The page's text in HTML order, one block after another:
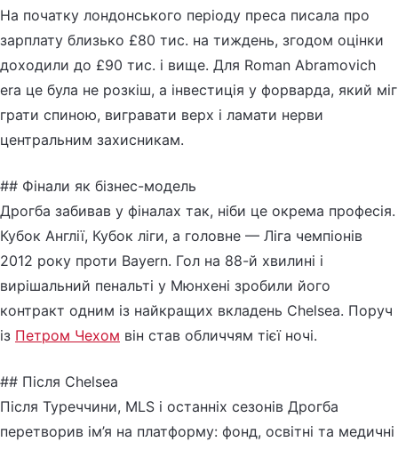
На початку лондонського періоду преса писала про
зарплату близько £80 тис. на тиждень, згодом оцінки
доходили до £90 тис. і вище. Для Roman Abramovich
era це була не розкіш, а інвестиція у форварда, який міг
грати спиною, вигравати верх і ламати нерви
центральним захисникам.
## Фінали як бізнес-модель
Дрогба забивав у фіналах так, ніби це окрема професія.
Кубок Англії, Кубок ліги, а головне — Ліга чемпіонів
2012 року проти Bayern. Гол на 88-й хвилині і
вирішальний пенальті у Мюнхені зробили його
контракт одним із найкращих вкладень Chelsea. Поруч
із Петром Чехом він став обличчям тієї ночі.
## Після Chelsea
Після Туреччини, MLS і останніх сезонів Дрогба
перетворив ім’я на платформу: фонд, освітні та медичні